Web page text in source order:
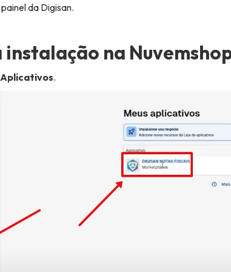
da Digisan.
na
Aplicativos.